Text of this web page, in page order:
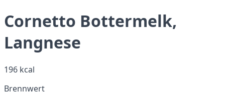
Cornetto Bottermelk,
Langnese
196 kcal
Brennwert